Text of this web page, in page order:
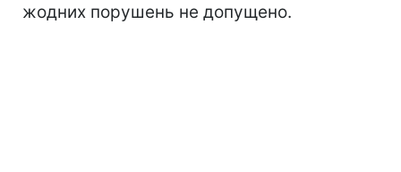
жодних порушень не допущено.